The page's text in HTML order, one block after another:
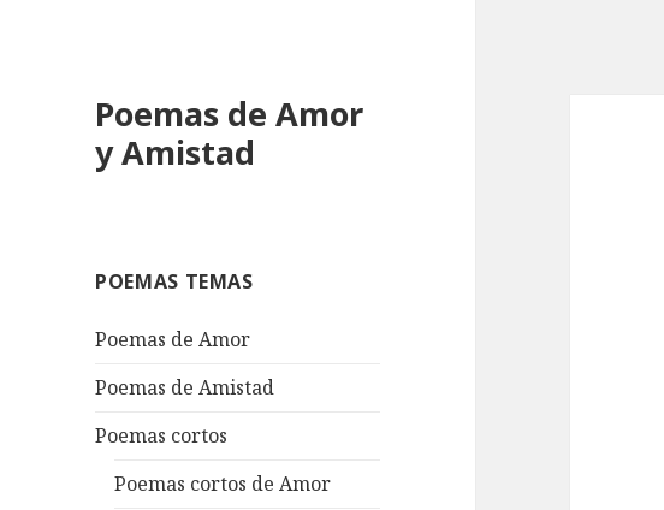
Poemas de Amor
y Amistad
POEMAS TEMAS
Poemas de Amor
Poemas de Amistad
Poemas cortos
Poemas cortos de Amor